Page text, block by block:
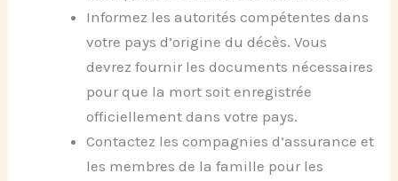
Informez les autorités compétentes dans
votre pays d’origine du décès. Vous
devrez fournir les documents nécessaires
pour que la mort soit enregistrée
officiellement dans votre pays.
Contactez les compagnies d’assurance et
les membres de la famille pour les